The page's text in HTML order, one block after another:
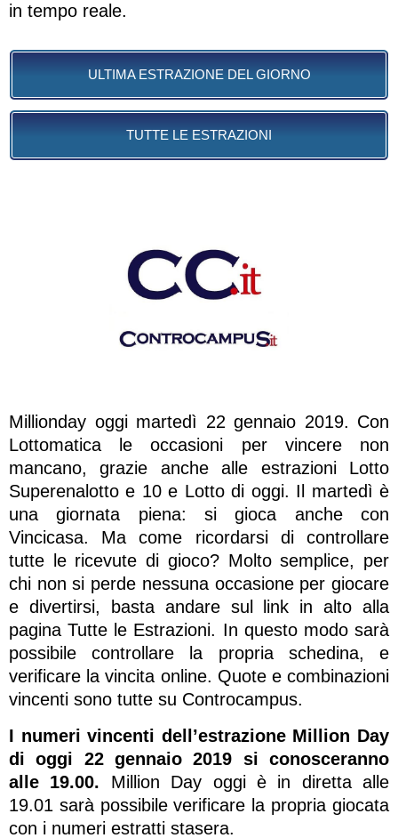
in tempo reale.
ULTIMA ESTRAZIONE DEL GIORNO
TUTTE LE ESTRAZIONI
Millionday oggi martedì 22 gennaio 2019. Con
Lottomatica le occasioni per vincere non
mancano, grazie anche alle estrazioni Lotto
Superenalotto e 10 e Lotto di oggi. Il martedì è
una giornata piena: si gioca anche con
Vincicasa. Ma come ricordarsi di controllare
tutte le ricevute di gioco? Molto semplice, per
chi non si perde nessuna occasione per giocare
e divertirsi, basta andare sul link in alto alla
pagina Tutte le Estrazioni. In questo modo sarà
possibile controllare la propria schedina, e
verificare la vincita online. Quote e combinazioni
vincenti sono tutte su Controcampus.
I numeri vincenti dell’estrazione Million Day
di oggi 22 gennaio 2019 si conosceranno
alle 19.00. Million Day oggi è in diretta alle
19.01 sarà possibile verificare la propria giocata
con i numeri estratti stasera.